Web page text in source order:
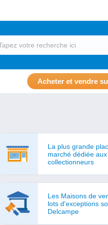
Acheter et vendre
La plus grande
marché dédiée aux
collectionneurs
Les Maisons de
lots d'exceptions
Delcampe